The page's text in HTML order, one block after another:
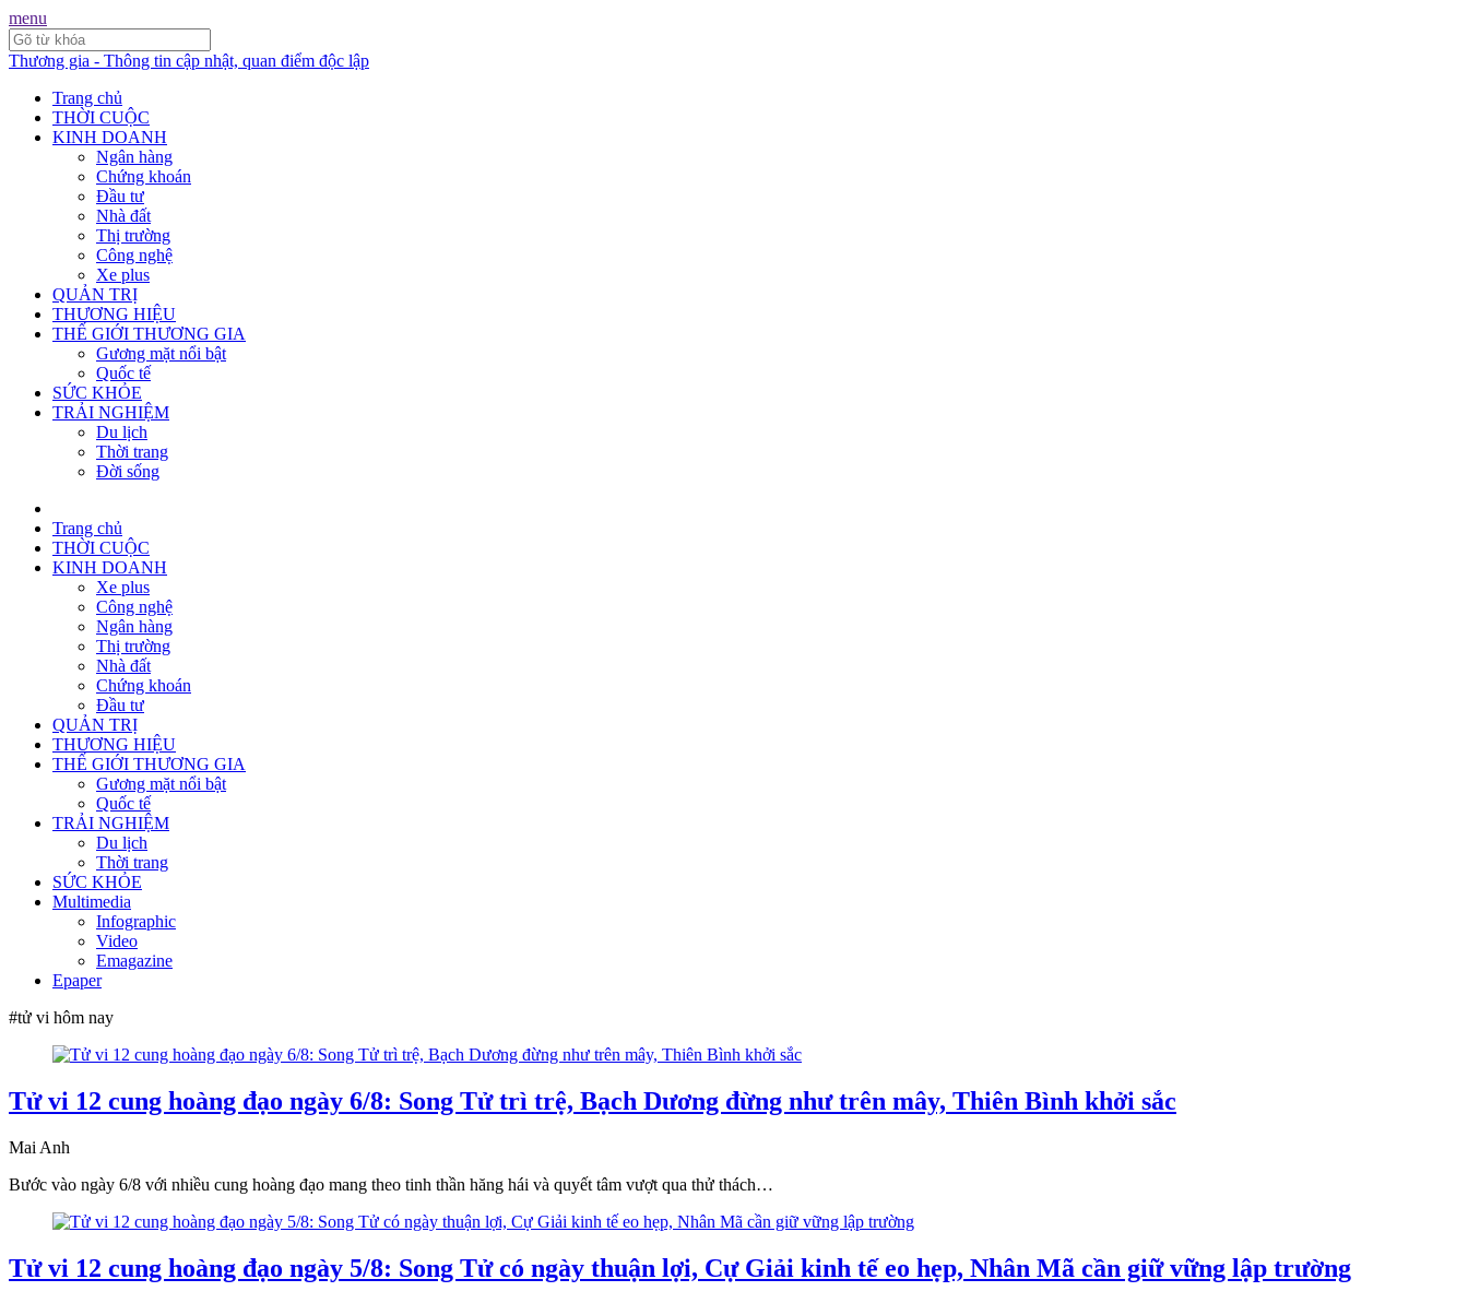
menu
Thương gia - Thông tin cập nhật, quan điểm độc lập
Trang chủ
THỜI CUỘC
KINH DOANH
Ngân hàng
Chứng khoán
Đầu tư
Nhà đất
Thị trường
Công nghệ
Xe plus
QUẢN TRỊ
THƯƠNG HIỆU
THẾ GIỚI THƯƠNG GIA
Gương mặt nổi bật
Quốc tế
SỨC KHỎE
TRẢI NGHIỆM
Du lịch
Thời trang
Đời sống
Trang chủ
THỜI CUỘC
KINH DOANH
Xe plus
Công nghệ
Ngân hàng
Thị trường
Nhà đất
Chứng khoán
Đầu tư
QUẢN TRỊ
THƯƠNG HIỆU
THẾ GIỚI THƯƠNG GIA
Gương mặt nổi bật
Quốc tế
TRẢI NGHIỆM
Du lịch
Thời trang
SỨC KHỎE
Multimedia
Infographic
Video
Emagazine
Epaper
#tử vi hôm nay
Tử vi 12 cung hoàng đạo ngày 6/8: Song Tử trì trệ, Bạch Dương đừng như trên mây, Thiên Bình khởi sắc
Mai Anh
Bước vào ngày 6/8 với nhiều cung hoàng đạo mang theo tinh thần hăng hái và quyết tâm vượt qua thử thách…
Tử vi 12 cung hoàng đạo ngày 5/8: Song Tử có ngày thuận lợi, Cự Giải kinh tế eo hẹp, Nhân Mã cần giữ vững lập trường